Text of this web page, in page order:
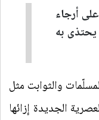
أرجاء
به
والثوابت مثل
الجديدة إزائها